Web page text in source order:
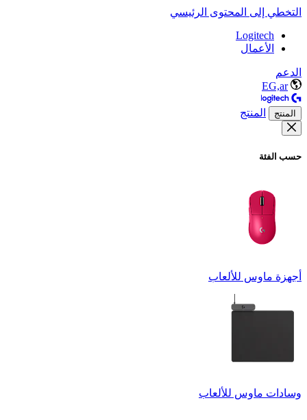
التخطي إلى المحتوى الرئيسي
Logitech
الأعمال
الدعم
EG,ar
المنتج المنتج
حسب الفئة
أجهزة ماوس للألعاب
وسادات ماوس للألعاب